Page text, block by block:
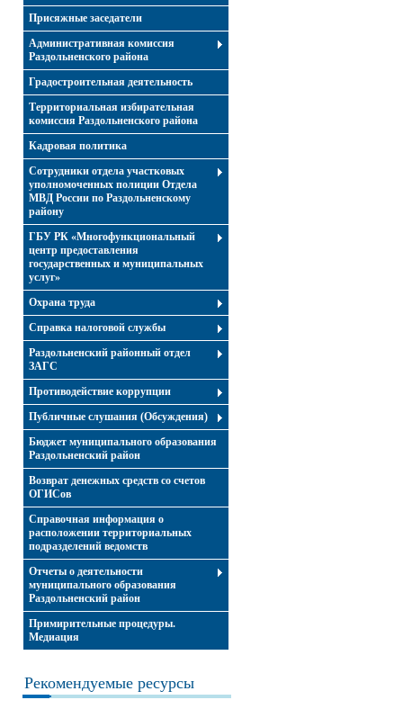
Присяжные заседатели
Административная комиссия
Раздольненского района
Градостроительная деятельность
Территориальная избирательная
комиссия Раздольненского района
Кадровая политика
Сотрудники отдела участковых
уполномоченных полиции Отдела
МВД России по Раздольненскому
району
ГБУ РК «Многофункциональный
центр предоставления
государственных и муниципальных
услуг»
Охрана труда
Справка налоговой службы
Раздольненский районный отдел
ЗАГС
Противодействие коррупции
Публичные слушания (Обсуждения)
Бюджет муниципального образования
Раздольненский район
Возврат денежных средств со счетов
ОГИСов
Справочная информация о
расположении территориальных
подразделений ведомств
Отчеты о деятельности
муниципального образования
Раздольненский район
Примирительные процедуры.
Медиация
Рекомендуемые ресурсы